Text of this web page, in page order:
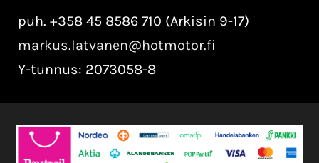
puh. +358 45 8586 710 (Arkisin 9-17)
markus.latvanen@hotmotor.fi
Y-tunnus: 2073058-8